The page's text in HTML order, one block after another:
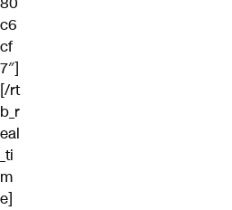
c6
cf
7″]
[/rt
b_r
eal
_ti
m
e]